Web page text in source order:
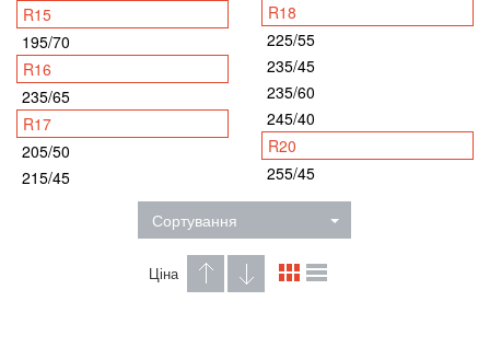
R15
195/70
R16
235/65
R17
205/50
215/45
R18
225/55
235/45
235/60
245/40
R20
255/45
Сортування
Ціна